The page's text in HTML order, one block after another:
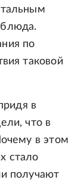
блюда.
по
таковой
в
что в
в этом
стало
получают